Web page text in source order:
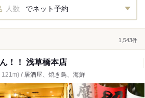
人数 でネット予約
1,543件
！！ 浅草橋本店
121m) / 居酒屋、焼き鳥、海鮮